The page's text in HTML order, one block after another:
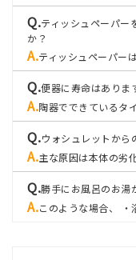
ティッシュペーパー
か？
ティッシュペーパー
便器に寿命はありま
陶器でできているタ
ウォシュレットから
主な原因は本体の劣
勝手にお風呂のお湯
このような場合、 ・